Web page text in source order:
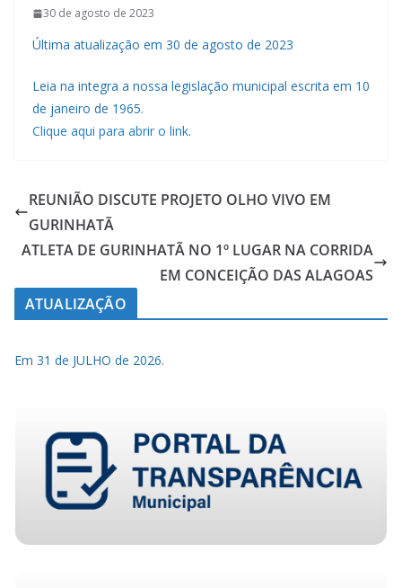
30 de agosto de 2023
Última atualização em 30 de agosto de 2023
Leia na integra a nossa legislação municipal escrita em 10
de janeiro de 1965.
Clique aqui para abrir o link.
REUNIÃO DISCUTE PROJETO OLHO VIVO EM
GURINHATÃ
ATLETA DE GURINHATÃ NO 1º LUGAR NA CORRIDA
EM CONCEIÇÃO DAS ALAGOAS
ATUALIZAÇÃO
Em 31 de JULHO de 2026.